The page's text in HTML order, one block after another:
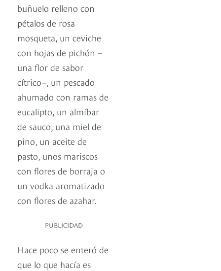
buñuelo relleno con
pétalos de rosa
mosqueta, un ceviche
con hojas de pichón –
una flor de sabor
cítrico–, un pescado
ahumado con ramas de
eucalipto, un almíbar
de sauco, una miel de
pino, un aceite de
pasto, unos mariscos
con flores de borraja o
un vodka aromatizado
con flores de azahar.
PUBLICIDAD
Hace poco se enteró de
que lo que hacía es